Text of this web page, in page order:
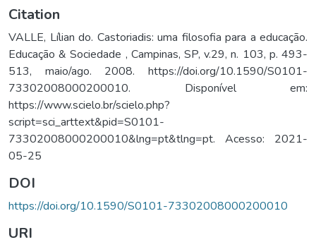
Citation
VALLE, Lílian do. Castoriadis: uma filosofia para a educação.
Educação & Sociedade , Campinas, SP, v.29, n. 103, p. 493-
513, maio/ago. 2008. https://doi.org/10.1590/S0101-
73302008000200010. Disponível em:
https://www.scielo.br/scielo.php?
script=sci_arttext&pid=S0101-
73302008000200010&lng=pt&tlng=pt. Acesso: 2021-
05-25
DOI
https://doi.org/10.1590/S0101-73302008000200010
URI